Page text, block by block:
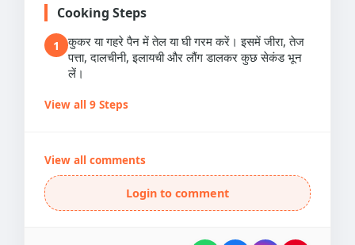
Cooking Steps
1
कुकर या गहरे पैन में तेल या घी गरम करें। इसमें जीरा, तेज
पत्ता, दालचीनी, इलायची और लौंग डालकर कुछ सेकंड भून
लें।
View all 9 Steps
View all comments
Login to comment